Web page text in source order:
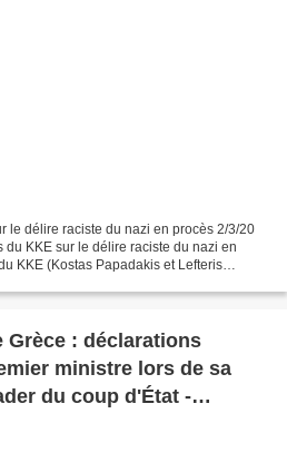
le délire raciste du nazi en procès 2/3/20
KKE sur le délire raciste du nazi en
KKE (Kostas Papadakis et Lefteris
Grèce : déclarations
ministre lors de sa
du coup d'État -
Unis au Venezuela